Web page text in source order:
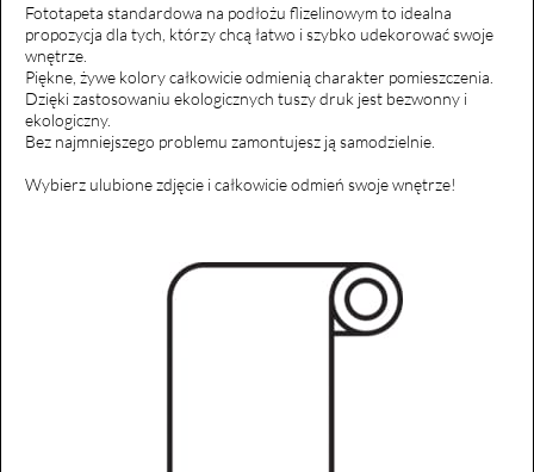
Fototapeta standardowa na podłożu flizelinowym to idealna
propozycja dla tych, którzy chcą łatwo i szybko udekorować swoje
wnętrze.
Piękne, żywe kolory całkowicie odmienią charakter pomieszczenia.
Dzięki zastosowaniu ekologicznych tuszy druk jest bezwonny i
ekologiczny.
Bez najmniejszego problemu zamontujesz ją samodzielnie.
Wybierz ulubione zdjęcie i całkowicie odmień swoje wnętrze!